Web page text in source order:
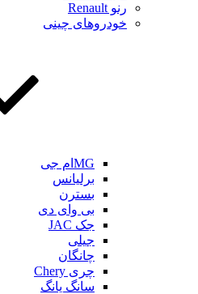
رنو Renault
خودروهای چینی
MGام جی
برلیانس
بسترن
بی وای دی
جک JAC
جیلی
چانگان
چری Chery
سانگ یانگ